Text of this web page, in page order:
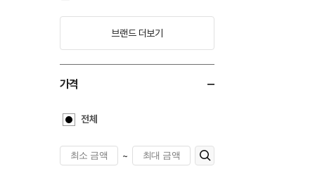
브랜드 더보기
가격
전체
~